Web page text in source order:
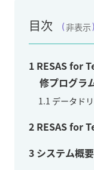
目次 非表示
1 RESAS for
修プログラ
1.1 データド
2 RESAS for
3 システム概